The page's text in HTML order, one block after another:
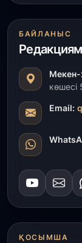
Президент
толық ауыз
30 шілде, 2026
теміржол
Қордайлық
креативті
29 шілде, 2026
акциясы
БАЙЛАНЫС
көшесі
Email:
ҚОСЫМША